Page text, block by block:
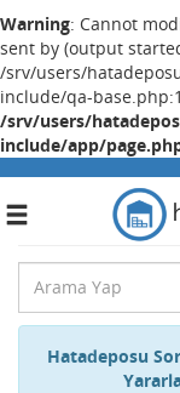
Warning: Cannot
sent by (output
/srv/users/
include/qa-
/srv/users/
include/app/
Toggle
Hatadeposu